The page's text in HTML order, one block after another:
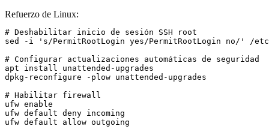
Refuerzo de Linux:
# Deshabilitar inicio de sesión SSH root
sed -i 's/PermitRootLogin yes/PermitRootLogin no/' /
# Configurar actualizaciones automáticas de seguridad
apt install unattended-upgrades
dpkg-reconfigure -plow unattended-upgrades
# Habilitar firewall
ufw enable
ufw default deny incoming
ufw default allow outgoing